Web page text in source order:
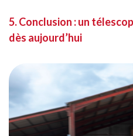
5. Conclusion : un
dès aujourd’hui